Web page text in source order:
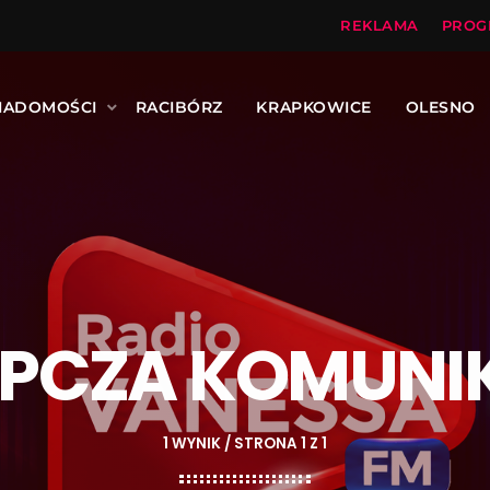
REKLAMA
RACIBÓRZ KRAPKOWICE OLESNO
1 WYNIK / STRONA 1 Z 1